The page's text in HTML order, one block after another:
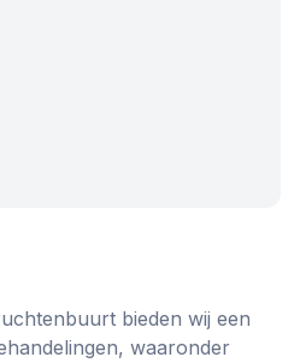
bieden wij een
waaronder